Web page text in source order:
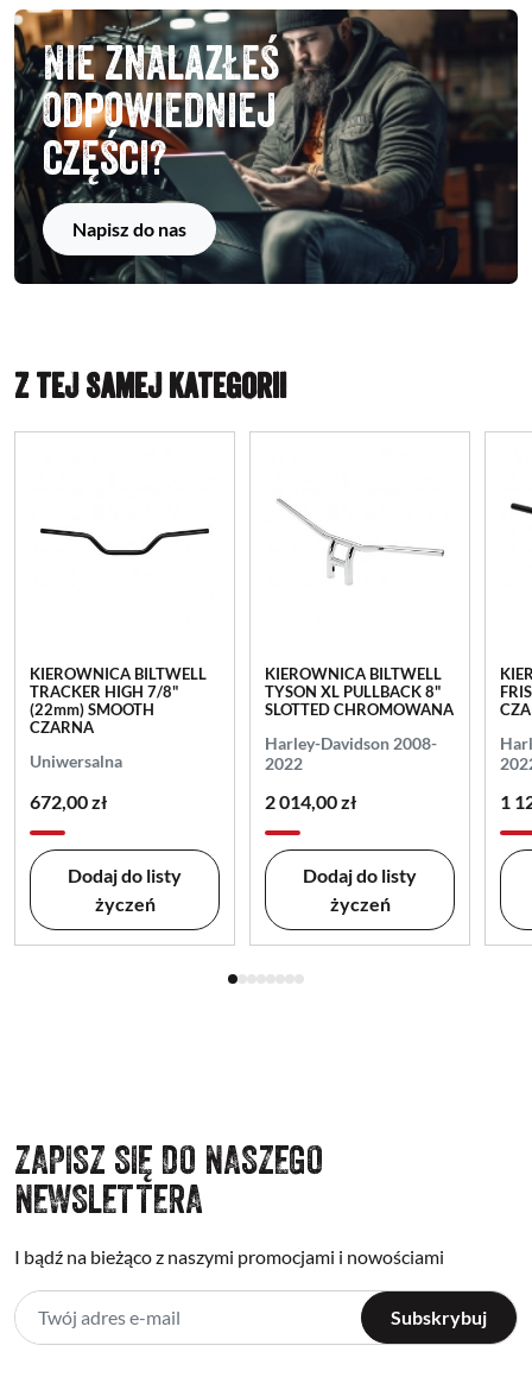
Nie znalazłeś
odpowiedniej
części?
Napisz do nas
Z TEJ SAMEJ KATEGORII
KIEROWNICA BILTWELL
TRACKER HIGH 7/8"
(22mm) SMOOTH
CZARNA
Uniwersalna
672,00 zł
Dodaj do listy
życzeń
KIEROWNICA BILTWELL
TYSON XL PULLBACK 8"
SLOTTED CHROMOWANA
Harley-Davidson 2008-
2022
2 014,00 zł
Dodaj do listy
życzeń
1
ZAPISZ SIĘ DO NASZEGO
NEWSLETTERA
I bądź na bieżąco z naszymi promocjami i nowościami